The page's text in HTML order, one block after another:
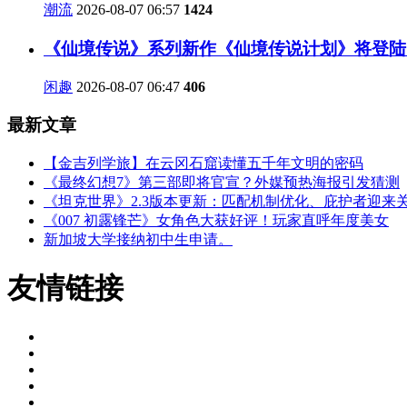
潮流 2026-08-07 06:57 1424
《仙境传说》系列新作《仙境传说计划》将登
闲趣 2026-08-07 06:47 406
最新文章
【金吉列学旅】在云冈石窟读懂五千年文明的密码
《最终幻想7》第三部即将官宣？外媒预热海报引发猜测
《坦克世界》2.3版本更新：匹配机制优化、庇护者迎来
《007 初露锋芒》女角色大获好评！玩家直呼年度美女
新加坡大学接纳初中生申请。
友情链接